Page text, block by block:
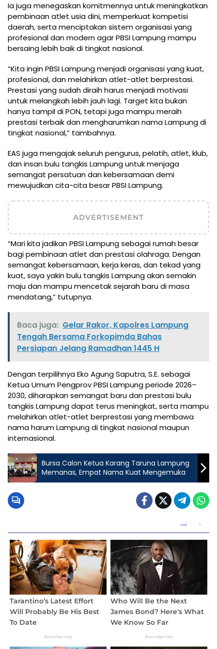
Ia juga menegaskan komitmennya untuk meningkatkan
pembinaan atlet usia dini, memperkuat kompetisi
daerah, serta menciptakan sistem organisasi yang
profesional dan modern agar PBSI Lampung mampu
bersaing lebih baik di tingkat nasional.
“Kita ingin PBSI Lampung menjadi organisasi yang kuat,
profesional, dan melahirkan atlet-atlet berprestasi.
Prestasi yang sudah diraih harus menjadi motivasi
untuk melangkah lebih jauh lagi. Target kita bukan
hanya tampil di PON, tetapi juga mampu meraih
prestasi terbaik dan mengharumkan nama Lampung di
tingkat nasional,” tambahnya.
EAS juga mengajak seluruh pengurus, pelatih, atlet, klub,
dan insan bulu tangkis Lampung untuk menjaga
semangat persatuan dan kebersamaan demi
mewujudkan cita-cita besar PBSI Lampung.
ADVERTISEMENT
“Mari kita jadikan PBSI Lampung sebagai rumah besar
bagi pembinaan atlet dan prestasi olahraga. Dengan
semangat kebersamaan, kerja keras, dan tekad yang
kuat, saya yakin bulu tangkis Lampung akan semakin
maju dan mampu mencetak sejarah baru di masa
mendatang,” tutupnya.
Baca juga: Gelar Rakor, Kapolres Lampung
Tengah Bersama Forkopimda Bahas
Persiapan Jelang Ramadhan 1445 H
Dengan terpilihnya Eko Agung Saputra, S.E. sebagai
Ketua Umum Pengprov PBSI Lampung periode 2026–
2030, diharapkan semangat baru dan prestasi bulu
tangkis Lampung dapat terus meningkat, serta mampu
melahirkan atlet-atlet berprestasi yang membawa
nama harum Lampung di tingkat nasional maupun
internasional.
Bursa Calon Ketua Karang Taruna Lampung
Memanas, Empat Nama Kuat Mengemuka